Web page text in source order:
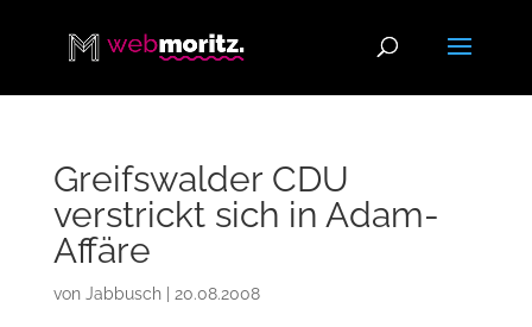
Greifswalder CDU
verstrickt sich in Adam-
Affäre
von Jabbusch| 20.08.2008